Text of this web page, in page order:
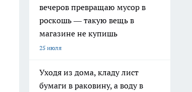
вечеров превращаю мусор в
роскошь — такую вещь в
магазине не купишь
25 июля
Уходя из дома, кладу лист
бумаги в раковину, а воду в